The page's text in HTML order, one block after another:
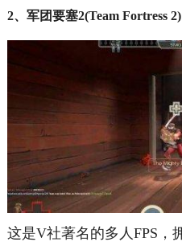
2、军团要塞2(Team Fortress 2)
这是V社著名的多人FPS，